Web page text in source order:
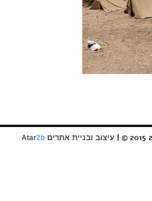
עיצוב ובניית אתרים Atar2b